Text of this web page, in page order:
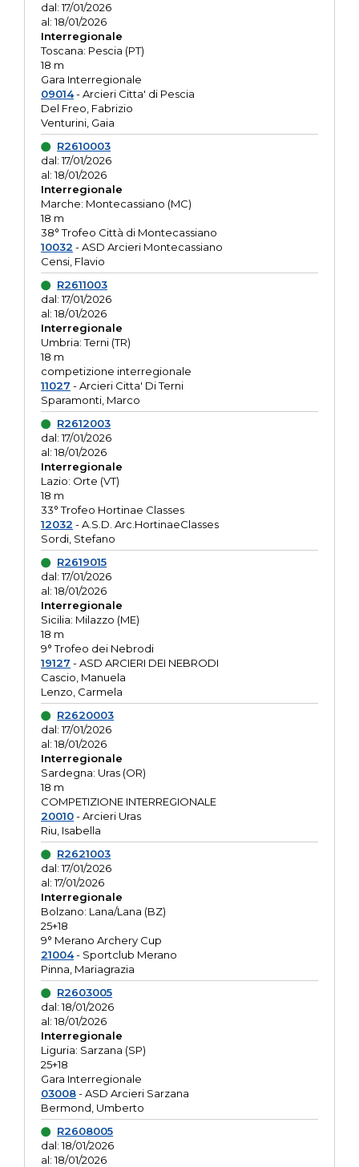
dal: 17/01/2026
al: 18/01/2026
Interregionale
Toscana: Pescia (PT)
18 m
Gara Interregionale
09014- Arcieri Citta' di Pescia
Del Freo, Fabrizio
Venturini, Gaia
R2610003
dal: 17/01/2026
al: 18/01/2026
Interregionale
Marche: Montecassiano (MC)
18 m
38° Trofeo Città di Montecassiano
10032 - ASD Arcieri Montecassiano
Censi, Flavio
R2611003
dal: 17/01/2026
al: 18/01/2026
Interregionale
Umbria: Terni (TR)
18 m
competizione interregionale
11027 - Arcieri Citta' Di Terni
Sparamonti, Marco
R2612003
dal: 17/01/2026
al: 18/01/2026
Interregionale
Lazio: Orte (VT)
18 m
33° Trofeo Hortinae Classes
12032 - A.S.D. Arc.HortinaeClasses
Sordi, Stefano
R2619015
dal: 17/01/2026
al: 18/01/2026
Interregionale
Sicilia: Milazzo (ME)
18 m
9° Trofeo dei Nebrodi
19127 - ASD ARCIERI DEI NEBRODI
Cascio, Manuela
Lenzo, Carmela
R2620003
dal: 17/01/2026
al: 18/01/2026
Interregionale
Sardegna: Uras (OR)
18 m
COMPETIZIONE INTERREGIONALE
20010- Arcieri Uras
Riu, Isabella
R2621003
dal: 17/01/2026
al: 17/01/2026
Interregionale
Bolzano: Lana/Lana (BZ)
25+18
9° Merano Archery Cup
21004- Sportclub Merano
Pinna, Mariagrazia
R2603005
dal: 18/01/2026
al: 18/01/2026
Interregionale
Liguria: Sarzana (SP)
25+18
Gara Interregionale
03008- ASD Arcieri Sarzana
Bermond, Umberto
R2608005
dal: 18/01/2026
al: 18/01/2026